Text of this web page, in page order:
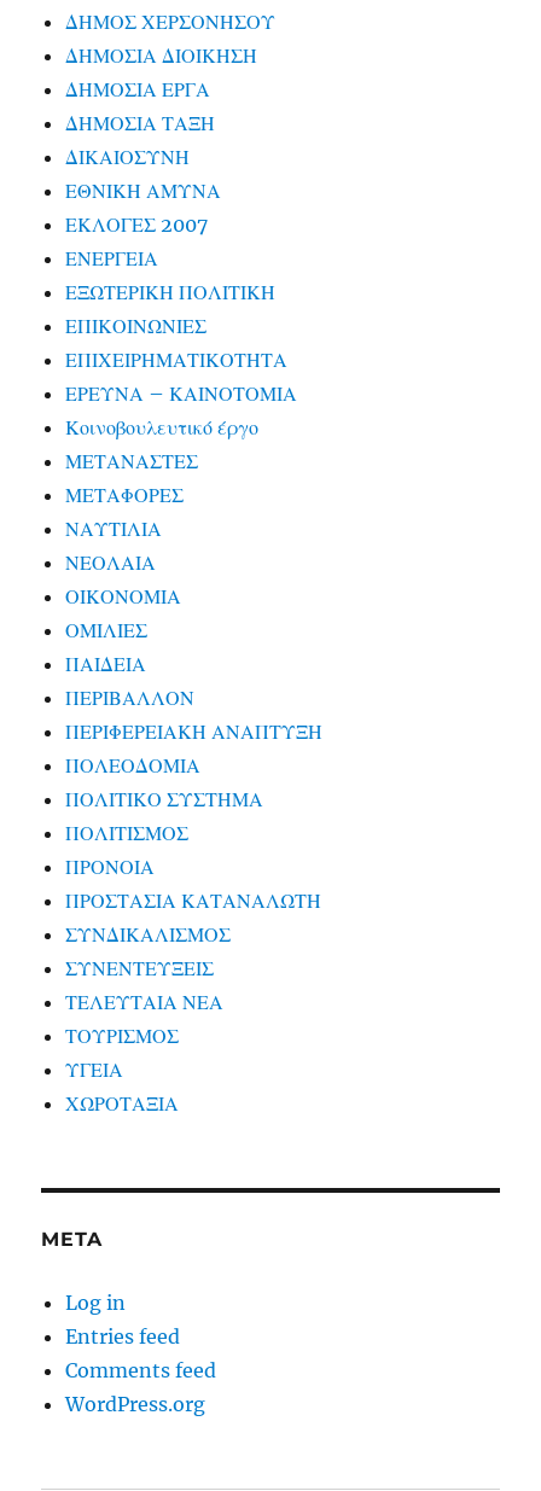
ΔΗΜΟΣ ΧΕΡΣΟΝΗΣΟΥ
ΔΗΜΟΣΙΑ ΔΙΟΙΚΗΣΗ
ΔΗΜΟΣΙΑ ΕΡΓΑ
ΔΗΜΟΣΙΑ ΤΑΞΗ
ΔΙΚΑΙΟΣΥΝΗ
ΕΘΝΙΚΗ ΑΜΥΝΑ
ΕΚΛΟΓΕΣ 2007
ΕΝΕΡΓΕΙΑ
ΕΞΩΤΕΡΙΚΗ ΠΟΛΙΤΙΚΗ
ΕΠΙΚΟΙΝΩΝΙΕΣ
ΕΠΙΧΕΙΡΗΜΑΤΙΚΟΤΗΤΑ
ΕΡΕΥΝΑ – ΚΑΙΝΟΤΟΜΙΑ
Κοινοβουλευτικό έργο
ΜΕΤΑΝΑΣΤΕΣ
ΜΕΤΑΦΟΡΕΣ
ΝΑΥΤΙΛΙΑ
ΝΕΟΛΑΙΑ
ΟΙΚΟΝΟΜΙΑ
ΟΜΙΛΙΕΣ
ΠΑΙΔΕΙΑ
ΠΕΡΙΒΑΛΛΟΝ
ΠΕΡΙΦΕΡΕΙΑΚΗ ΑΝΑΠΤΥΞΗ
ΠΟΛΕΟΔΟΜΙΑ
ΠΟΛΙΤΙΚΟ ΣΥΣΤΗΜΑ
ΠΟΛΙΤΙΣΜΟΣ
ΠΡΟΝΟΙΑ
ΠΡΟΣΤΑΣΙΑ ΚΑΤΑΝΑΛΩΤΗ
ΣΥΝΔΙΚΑΛΙΣΜΟΣ
ΣΥΝΕΝΤΕΥΞΕΙΣ
ΤΕΛΕΥΤΑΙΑ ΝΕΑ
ΤΟΥΡΙΣΜΟΣ
ΥΓΕΙΑ
ΧΩΡΟΤΑΞΙΑ
META
Log in
Entries feed
Comments feed
WordPress.org